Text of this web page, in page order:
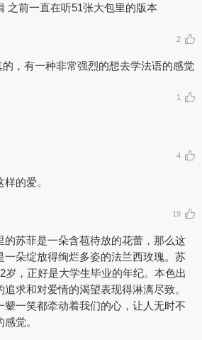
之前一直在听51张大包里的版本
2
，有一种非常强烈的想去学法语的感觉
1
4
的爱。
19
的苏菲是一朵含苞待放的花蕾，那么这
一朵绽放得绚烂多姿的法兰西玫瑰。苏
岁，正好是大学生毕业的年纪。本色出
求和对爱情的渴望表现得淋漓尽致。
颦一笑都牵动着我们的心，让人无时不
觉。